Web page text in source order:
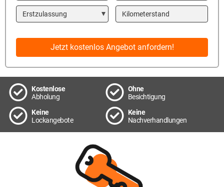
Year Kilometerstand
Jetzt kostenlos Angebot anfordern!
Kostenlose
Abholung
Ohne
Besichtigung
Keine
Lockangebote
Keine
Nachverhandlungen